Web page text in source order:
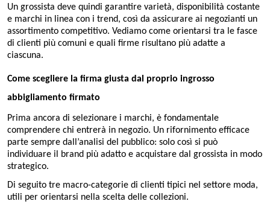
Un grossista deve quindi garantire varietà, disponibilità costante
e marchi in linea con i trend, così da assicurare ai negozianti un
assortimento competitivo. Vediamo come orientarsi tra le fasce
di clienti più comuni e quali firme risultano più adatte a
ciascuna.
Come scegliere la firma giusta dal proprio ingrosso
abbigliamento firmato
Prima ancora di selezionare i marchi, è fondamentale
comprendere chi entrerà in negozio. Un rifornimento efficace
parte sempre dall’analisi del pubblico: solo così si può
individuare il brand più adatto e acquistare dal grossista in modo
strategico.
Di seguito tre macro-categorie di clienti tipici nel settore moda,
utili per orientarsi nella scelta delle collezioni.